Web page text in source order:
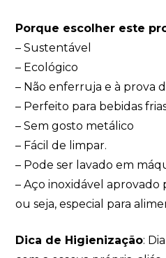
Porque escolher este
– Sustentável
– Ecológico
– Não enferruja e à prova
– Perfeito para bebidas
– Sem gosto metálico
– Fácil de limpar.
– Pode ser lavado em
– Aço inoxidável aprovado
ou seja, especial para
Dica de Higienização: